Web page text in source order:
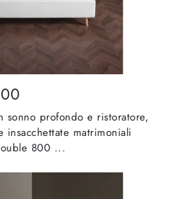
sonno profondo e ristoratore,
insacchettate matrimoniali
800 ...